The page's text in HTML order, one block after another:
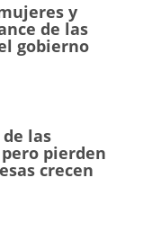
y
de las
gobierno
las
pierden
crecen